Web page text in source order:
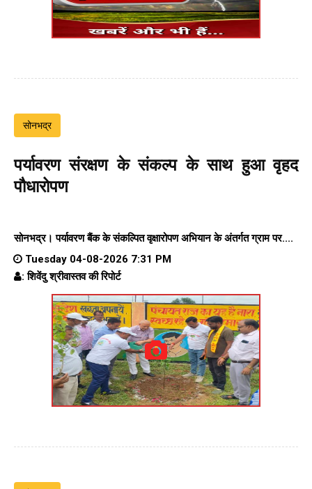
सोनभद्र
पर्यावरण संरक्षण के संकल्प के साथ हुआ वृहद
पौधारोपण
सोनभद्र। पर्यावरण बैंक के संकल्पित वृक्षारोपण अभियान के अंतर्गत ग्राम पर....
Tuesday 04-08-2026 7:31 PM
: शिवेंदु श्रीवास्तव की रिपोर्ट